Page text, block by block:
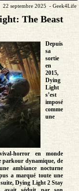
22 septembre 2025 - Geek4Life
The Beast
Depuis
sa
sortie
en
2015,
Dying
Light
s’est
imposé
comme
une
horror en monde
parkour dynamique, de
ambiance nocturne
a marqué toute une
Dying Light 2 Stay